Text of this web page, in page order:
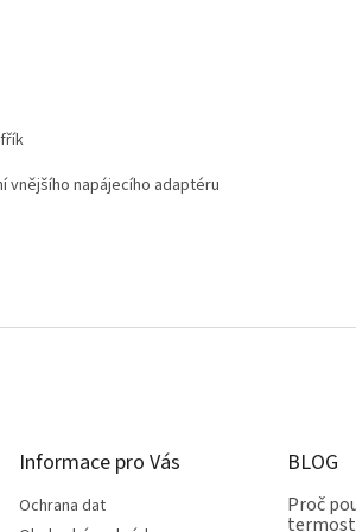
vnějšího napájecího adaptéru
Informace pro Vás
Ochrana dat
BLOG
Proč